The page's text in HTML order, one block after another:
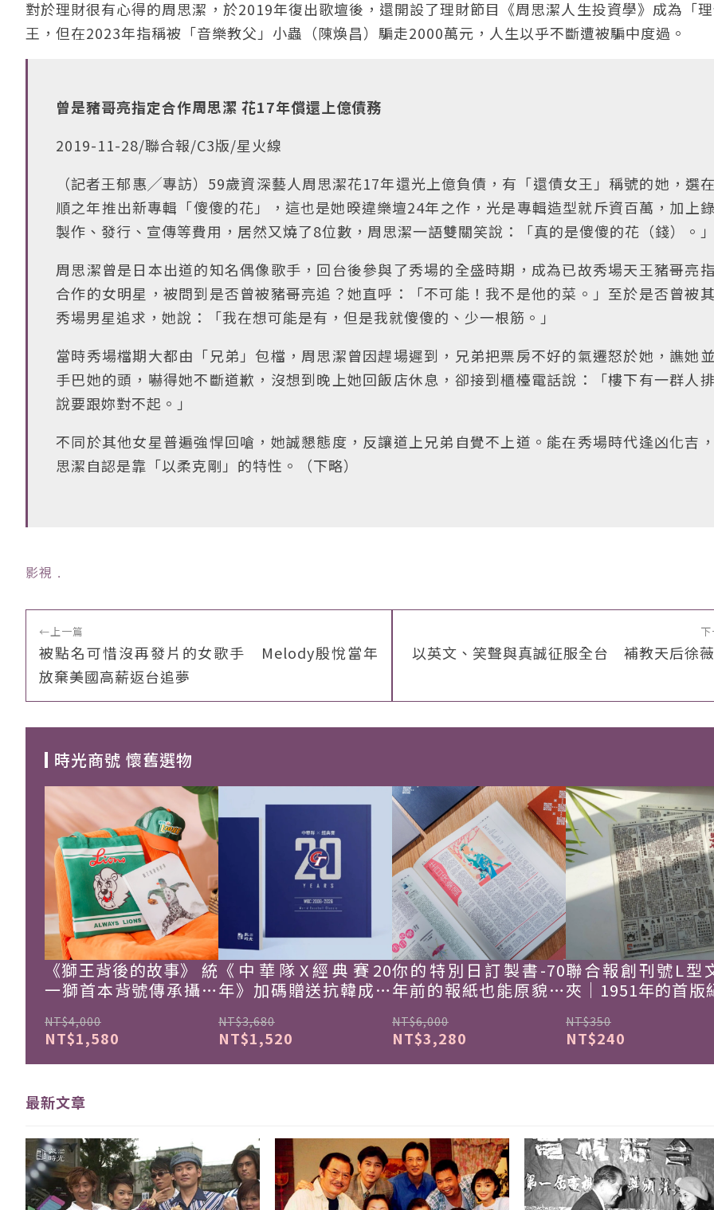
對於理財很有心得的周思潔，於2019年復出歌壇後，還開設了理財節目《周思潔人生投資學》成為「
王，但在2023年指稱被「音樂教父」小蟲（陳煥昌）騙走2000萬元，人生以乎不斷遭被騙中度過。
曾是豬哥亮指定合作周思潔 花17年償還上億債務
2019-11-28/聯合報/C3版/星火線
（記者王郁惠╱專訪）59歲資深藝人周思潔花17年還光上億負債，有「還債女王」稱號的她，選
順之年推出新專輯「傻傻的花」，這也是她暌違樂壇24年之作，光是專輯造型就斥資百萬，加上
製作、發行、宣傳等費用，居然又燒了8位數，周思潔一語雙關笑說：「真的是傻傻的花（錢）。」
周思潔曾是日本出道的知名偶像歌手，回台後參與了秀場的全盛時期，成為已故秀場天王豬哥亮
合作的女明星，被問到是否曾被豬哥亮追？她直呼：「不可能！我不是他的菜。」至於是否曾被
秀場男星追求，她說：「我在想可能是有，但是我就傻傻的、少一根筋。」
當時秀場檔期大都由「兄弟」包檔，周思潔曾因趕場遲到，兄弟把票房不好的氣遷怒於她，譙她
手巴她的頭，嚇得她不斷道歉，沒想到晚上她回飯店休息，卻接到櫃檯電話說：「樓下有一群人
說要跟妳對不起。」
不同於其他女星普遍強悍回嗆，她誠懇態度，反讓道上兄弟自覺不上道。能在秀場時代逢凶化吉
思潔自認是靠「以柔克剛」的特性。（下略）
影視 ﹒
←上一篇
被點名可惜沒再發片的女歌手 Melody殷悅當年
放棄美國高薪返台追夢
以英文、笑聲與真誠征服全台 補教天后徐
時光商號 懷舊選物
《獅王背後的故事》 統
一獅首本背號傳承攝影
NT$4,000
NT$1,580
《中華隊X經典賽20
年》加碼贈送抗韓成功
NT$3,680
NT$1,520
你的特別日訂製書-70
年前的報紙也能原貌重
NT$6,000
NT$3,280
聯合報創刊號L型
夾｜1951年的首版
NT$350
NT$240
最新文章